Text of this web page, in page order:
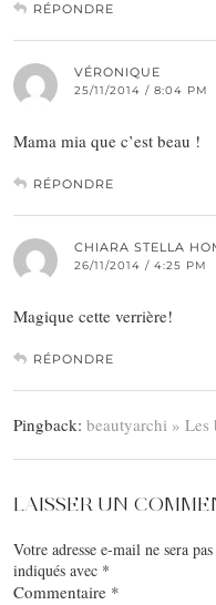
RÉPONDRE
VÉRONIQUE
25/11/2014 / 8:04 PM
Mama mia que c’est beau !
RÉPONDRE
CHIARA STELLA
26/11/2014 / 4:25 PM
Magique cette verrière!
RÉPONDRE
Pingback: beautyarchi » Les
LAISSER UN
Votre adresse e-mail ne sera
indiqués avec *
Commentaire *